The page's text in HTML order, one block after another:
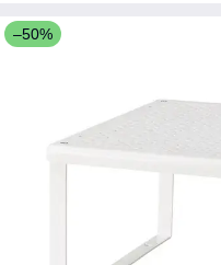
–50%